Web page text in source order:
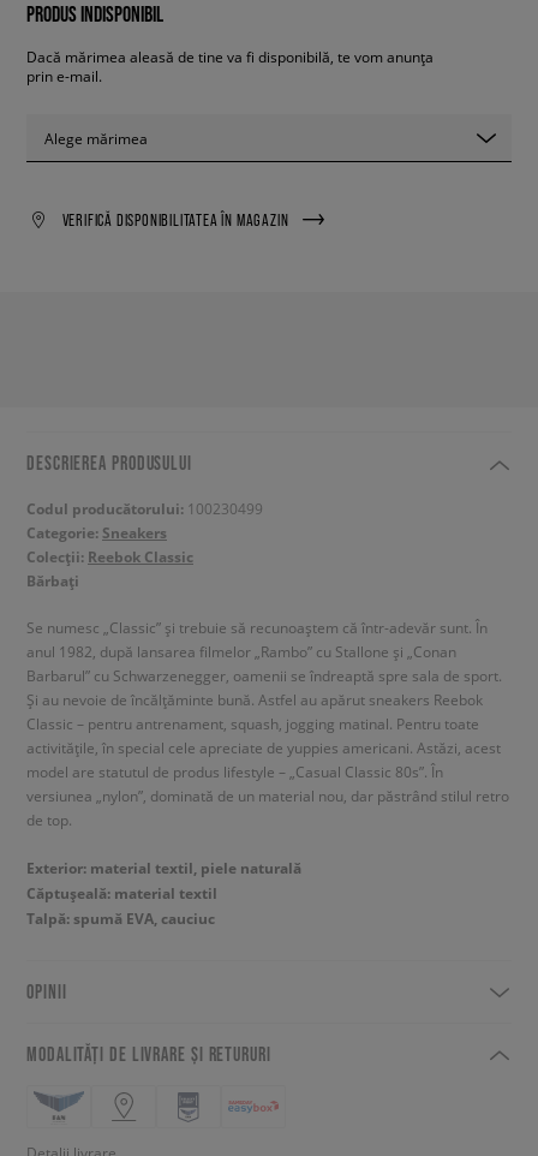
PRODUS INDISPONIBIL
Dacă mărimea aleasă de tine va fi disponibilă, te vom anunța
prin e-mail.
Alege mărimea
VERIFICĂ DISPONIBILITATEA ÎN MAGAZIN
DESCRIEREA PRODUSULUI
Codul producătorului: 100230499
Categorie: Sneakers
Colecții: Reebok Classic
Bărbați
Se numesc „Classic” și trebuie să recunoaștem că într-adevăr sunt. În
anul 1982, după lansarea filmelor „Rambo” cu Stallone și „Conan
Barbarul” cu Schwarzenegger, oamenii se îndreaptă spre sala de sport.
Și au nevoie de încălțăminte bună. Astfel au apărut sneakers Reebok
Classic – pentru antrenament, squash, jogging matinal. Pentru toate
activitățile, în special cele apreciate de yuppies americani. Astăzi, acest
model are statutul de produs lifestyle – „Casual Classic 80s”. În
versiunea „nylon”, dominată de un material nou, dar păstrând stilul retro
de top.
Exterior: material textil, piele naturală
Căptușeală: material textil
Talpă: spumă EVA, cauciuc
OPINII
MODALITĂȚI DE LIVRARE ȘI RETURURI